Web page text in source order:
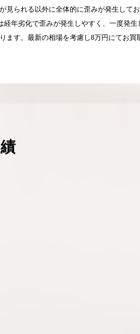
います
見られる以外に全体的に歪みが発生して
年劣化で歪みが発生しやすく、一度発生
ます。最新の相場を考慮し8万円にてお買